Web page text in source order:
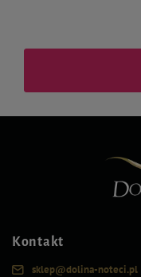
Kontakt
sklep@dolina-noteci.pl